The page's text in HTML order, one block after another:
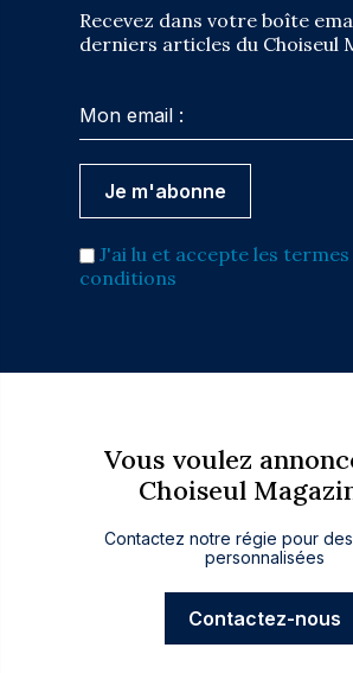
Recevez dans votre boîte
derniers articles du Choiseul
J'ai lu et accepte les termes
conditions
Vous voulez
Choiseul
Contactez notre régie pour
personnalisées
Contactez-nous